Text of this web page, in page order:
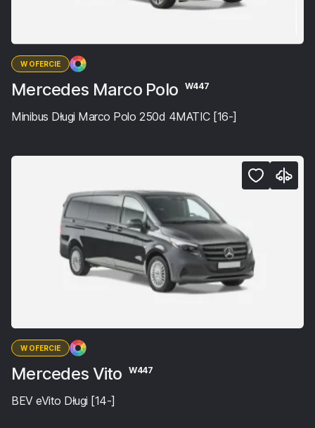
W OFERCIE
Mercedes Marco Polo W447
Minibus Długi Marco Polo 250d 4MATIC [16-]
W OFERCIE
Mercedes Vito W447
BEV eVito Długi [14-]